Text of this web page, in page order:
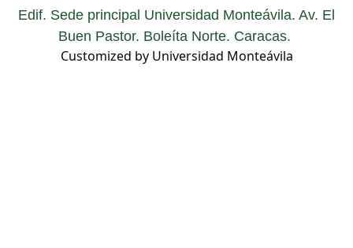
Edif. Sede principal Universidad Monteávila. Av. El
Buen Pastor. Boleíta Norte. Caracas.
Customized by Universidad Monteávila